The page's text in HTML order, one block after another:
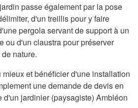
passe également par la pose
d'un treillis pour y faire
pergola servant de support à un
ou d'un claustra pour préserver
nature.
et bénéficier d'une installation
une demande de devis en
d'un jardinier (paysagiste) Ambléon